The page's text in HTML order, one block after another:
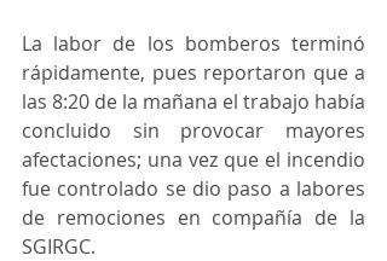
La labor de los bomberos terminó
rápidamente, pues reportaron que a
las 8:20 de la mañana el trabajo había
concluido sin provocar mayores
afectaciones; una vez que el incendio
fue controlado se dio paso a labores
de remociones en compañía de la
SGIRGC.